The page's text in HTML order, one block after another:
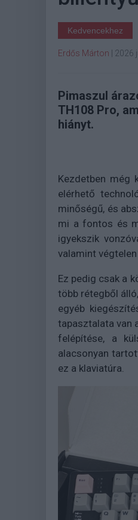
Kedvencekhez
Erdős Márton 2026
Pimaszul
TH108 Pro,
hiányt.
Kezdetben még
elérhető
minőségű, és
mi a fontos és
igyekszik
valamint
Ez pedig csak a
több rétegből
egyéb
tapasztalata van
felépítése, a
alacsonyan
ez a klaviatúra.